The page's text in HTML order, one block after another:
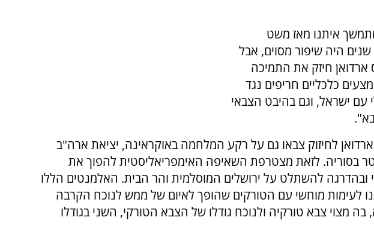
איתנו מאז משט
שלוש שנים היה שיפור מסוים, אבל
חיזק את התמיכה
כלכליים חריפים נגד
ישראל, וגם בהיבט הצבאי
ארדואן לחיזוק צבאו גם על רקע המלחמה באוקראינה, יציאת ארה"ב
בסוריה. לזאת מצטרפת השאיפה האימפריאליסטית להפוך את
ובהדרגה להשתלט על ירושלים המוסלמית והר הבית. האלמנטים הללו
לעימות מוחשי עם הטורקים שהופך לאיום של ממש לנוכח הקרבה
בה מצוי צבא טורקיה ולנוכח גודלו של הצבא הטורקי, השני בגודלו